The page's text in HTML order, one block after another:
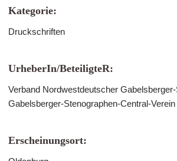
Kategorie:
Druckschriften
UrheberIn/BeteiligteR:
Verband Nordwestdeutscher
Gabelsberger-Stenographen-Central-
Erscheinungsort: